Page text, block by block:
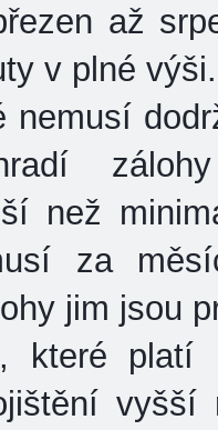
až
v plné výši.
nemusí
než
za
jim jsou
které platí